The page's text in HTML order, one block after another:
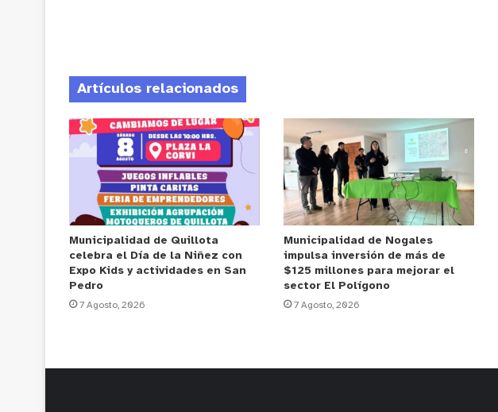
Artículos relacionados
Municipalidad de Quillota
celebra el Día de la Niñez con
Expo Kids y actividades en San
Pedro
7 Agosto, 2026
Municipalidad de Nogales
impulsa inversión de más de
$125 millones para mejorar el
sector El Polígono
7 Agosto, 2026